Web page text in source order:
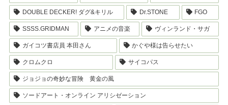
DOUBLE DECKER! ダグ&キリル Dr.STONE FGO
SSSS.GRIDMAN アニメの音楽 ヴィンランド・サガ
ガイコツ書店員 本田さん かぐや様は告らせたい
クロムクロ サイコパス
ジョジョの奇妙な冒険 黄金の風
ソードアート・オンライン アリシゼーション